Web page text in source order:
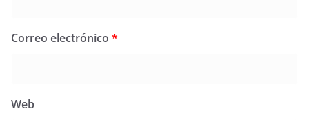
Correo electrónico *
Web